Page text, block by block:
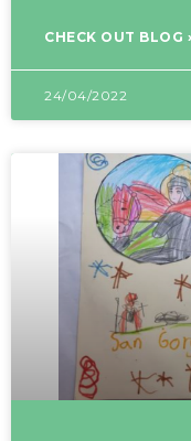
CHECK OUT BLOG
24/04/2022